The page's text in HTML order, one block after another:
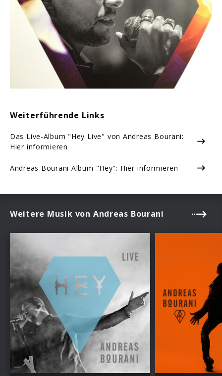
Weiterführende Links
Das Live-Album "Hey Live" von Andreas Bourani:
Hier informieren
Andreas Bourani Album "Hey": Hier informieren
Weitere Musik von Andreas Bourani